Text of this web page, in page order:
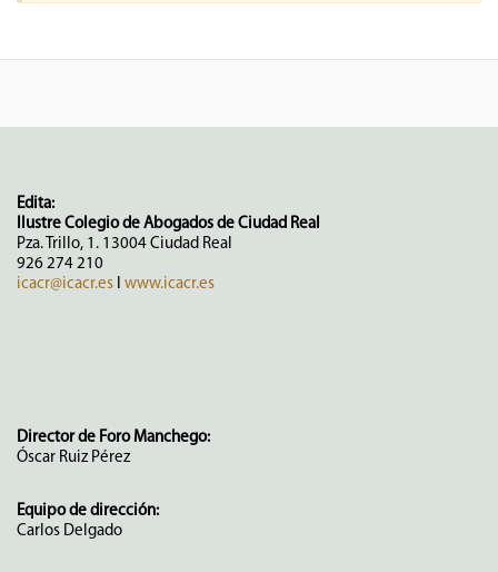
Edita:
Ilustre Colegio de Abogados de Ciudad Real
Pza. Trillo, 1. 13004 Ciudad Real
926 274 210
icacr@icacr.es
www.icacr.es
Director de Foro Manchego:
Óscar Ruiz Pérez
Equipo de dirección:
Carlos Delgado